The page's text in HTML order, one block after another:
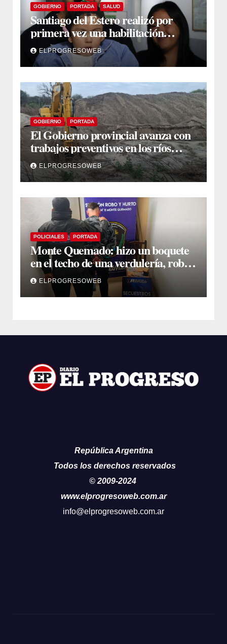
GOBIERNO PORTADA SALUD
Santiago del Estero realizó por
primera vez una habilitación
auditiva con vincha de conducción
óseaELPROGRESOWEB
GOBIERNO PORTADA
El Gobierno provincial avanza con
trabajos preventivos en los ríos
Dulce y Salado y en los Bajos
Submeridionales
ELPROGRESOWEB
POLICIALES PORTADA
Monte Quemado: hizo un boquete
en el techo de una verdulería, robó
$800.000 y cayó tras ser filmado
ELPROGRESOWEB
República Argentina
Todos los derechos reservados
© 2009-2024
www.elprogresoweb.com.ar
info@elprogresoweb.com.ar